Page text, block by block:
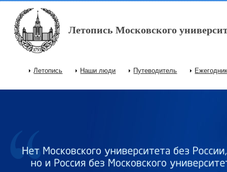
Перейти к основному содержанию
Летопись Московского
Главное меню
Летопись Наши люди Путеводитель